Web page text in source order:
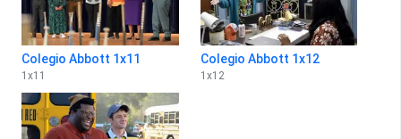
Colegio Abbott 1x11
1 x11
Colegio Abbott 1x12
1 x12